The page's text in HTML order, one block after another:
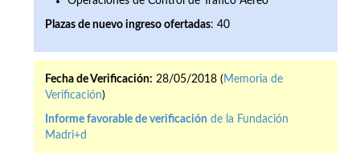
Plazas de nuevo ingreso ofertadas: 40
Fecha de Verificación: 28/05/2018 ( Memoria de
Verificación)
Informe favorable de verificación de la Fundación
Madri+d